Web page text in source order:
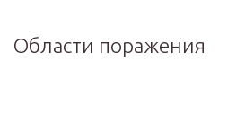
Области поражения